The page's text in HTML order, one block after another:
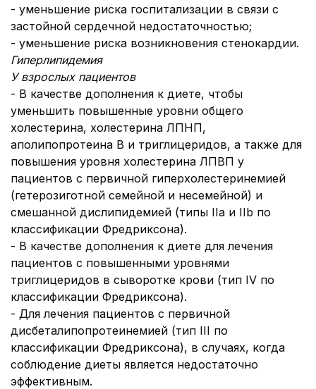
- уменьшение риска госпитализации в связи с
застойной сердечной недостаточностью;
- уменьшение риска возникновения стенокардии.
Гиперлипидемия
У взрослых пациентов
- В качестве дополнения к диете, чтобы
уменьшить повышенные уровни общего
холестерина, холестерина ЛПНП,
аполипопротеина В и триглицеридов, а также для
повышения уровня холестерина ЛПВП у
пациентов с первичной гиперхолестеринемией
(гетерозиготной семейной и несемейной) и
смешанной дислипидемией (типы IIa и IIb по
классификации Фредриксона).
- В качестве дополнения к диете для лечения
пациентов с повышенными уровнями
триглицеридов в сыворотке крови (тип IV по
классификации Фредриксона).
- Для лечения пациентов с первичной
дисбеталипопротеинемией (тип III по
классификации Фредриксона), в случаях, когда
соблюдение диеты является недостаточно
эффективным.